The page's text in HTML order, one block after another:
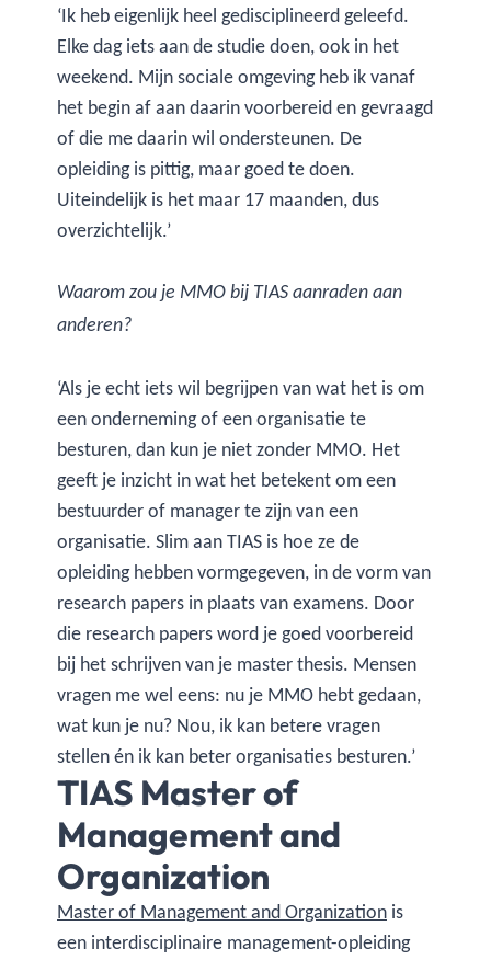
‘Ik heb eigenlijk heel gedisciplineerd geleefd.
Elke dag iets aan de studie doen, ook in het
weekend. Mijn sociale omgeving heb ik vanaf
het begin af aan daarin voorbereid en gevraagd
of die me daarin wil ondersteunen. De
opleiding is pittig, maar goed te doen.
Uiteindelijk is het maar 17 maanden, dus
overzichtelijk.’
Waarom zou je MMO bij TIAS aanraden aan
anderen?
‘Als je echt iets wil begrijpen van wat het is om
een onderneming of een organisatie te
besturen, dan kun je niet zonder MMO. Het
geeft je inzicht in wat het betekent om een
bestuurder of manager te zijn van een
organisatie. Slim aan TIAS is hoe ze de
opleiding hebben vormgegeven, in de vorm van
research papers in plaats van examens. Door
die research papers word je goed voorbereid
bij het schrijven van je master thesis. Mensen
vragen me wel eens: nu je MMO hebt gedaan,
wat kun je nu? Nou, ik kan betere vragen
stellen én ik kan beter organisaties besturen.’
TIAS Master of
Management and
Organization
Master of Management and Organization is
een interdisciplinaire management-opleiding